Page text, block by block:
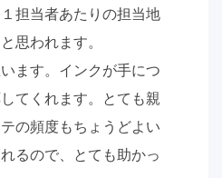
担当者あたりの担当地
思われます。
ます。インクが手につ
てくれます。とても親
の頻度もちょうどよい
るので、とても助かっ